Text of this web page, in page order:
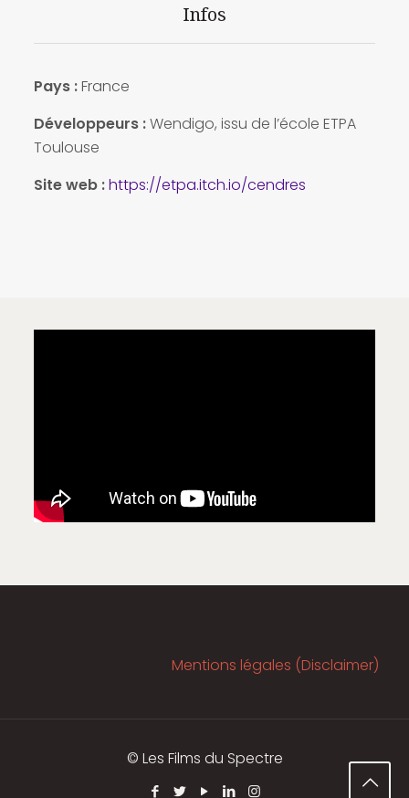
Infos
Pays :France
Développeurs :Wendigo, issu de l’école ETPA
Toulouse
Site web :https://etpa.itch.io/cendres
Mentions légales (Disclaimer)
© Les Films du Spectre